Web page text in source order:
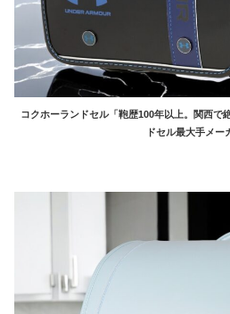
コクホーランドセル「鞄歴100年以上。関西で
ドセル最大手メー